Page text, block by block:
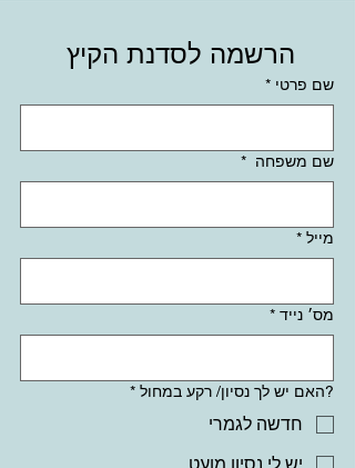
הרשמה לסדנת הקיץ
שם פרטי *
שם משפחה *
מייל *
מס׳ נייד *
?האם יש לך נסיון/ רקע במחול *
חדשה לגמרי